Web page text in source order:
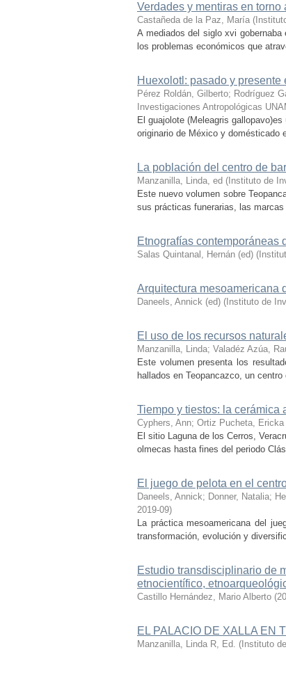
Verdades y mentiras en
Castañeda de la Paz, María (
A mediados del siglo xvi
los problemas económicos que
Huexolotl: pasado y presente
Pérez Roldán, Gilberto; Rodríguez
Investigaciones Antropológicas
El guajolote (Meleagris
originario de México y domésticado
La población del centro de
Manzanilla, Linda, ed ( Instituto de
Este nuevo volumen sobre
sus prácticas funerarias, las
Etnografías contemporáneas
Salas Quintanal, Hernán (ed) (
Arquitectura mesoamericana
Daneels, Annick (ed) ( Instituto de
El uso de los recursos
Manzanilla, Linda; Valadéz Azúa,
Este volumen presenta los
hallados en Teopancazco, un
Tiempo y tiestos: la cerámica
Cyphers, Ann; Ortiz Pucheta, Ericka
El sitio Laguna de los Cerros,
olmecas hasta fines del periodo
El juego de pelota en el
Daneels, Annick; Donner, Natalia;
2019-09)
La práctica mesoamericana del
transformación, evolución y
Estudio transdisciplinario de
etnocientífico,
Castillo Hernández, Mario Alberto (
EL PALACIO DE XALLA EN
Manzanilla, Linda R, Ed. ( Instituto